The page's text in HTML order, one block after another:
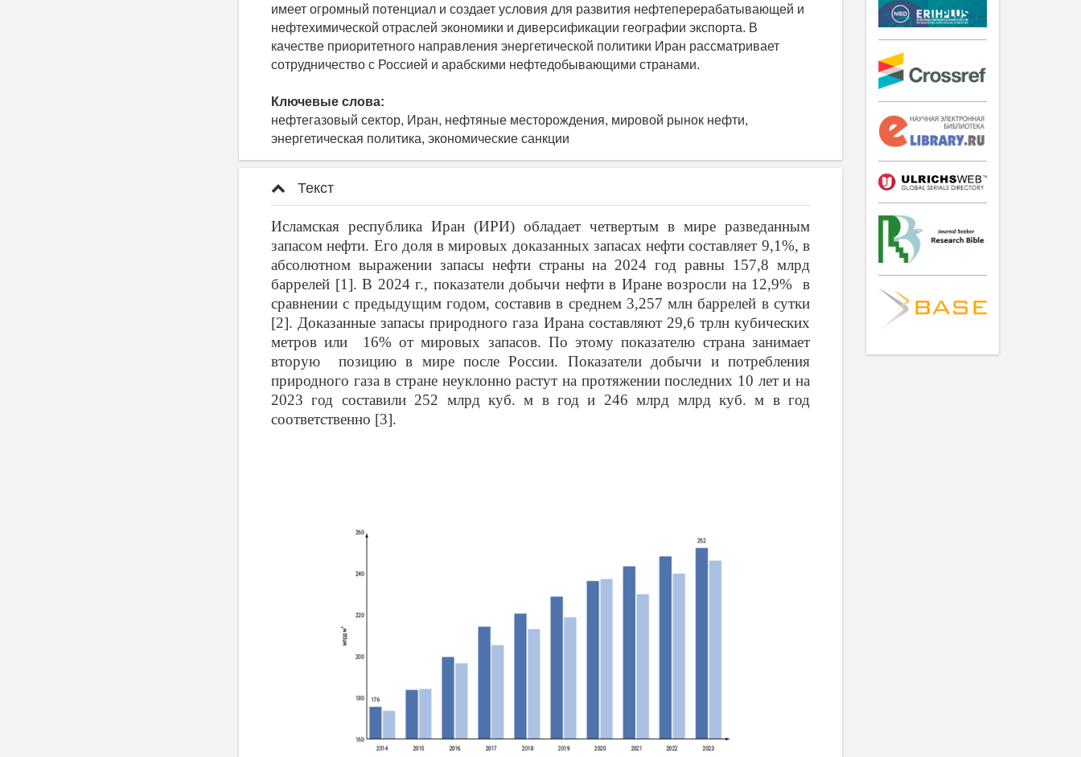
имеет огромный потенциал и создает условия для развития нефтеперерабатывающей и
нефтехимической отраслей экономики и диверсификации географии экспорта. В
качестве приоритетного направления энергетической политики Иран рассматривает
сотрудничество с Россией и арабскими нефтедобывающими странами.
Ключевые слова:
нефтегазовый сектор, Иран, нефтяные месторождения, мировой рынок нефти,
энергетическая политика, экономические санкции
Текст
Исламская республика Иран (ИРИ) обладает четвертым в мире разведанным
запасом нефти. Его доля в мировых доказанных запасах нефти составляет 9,1%, в
абсолютном выражении запасы нефти страны на 2024 год равны 157,8 млрд
баррелей [1]. В 2024 г., показатели добычи нефти в Иране возросли на 12,9% в
сравнении с предыдущим годом, составив в среднем 3,257 млн баррелей в сутки
[2]. Доказанные запасы природного газа Ирана составляют 29,6 трлн кубических
метров или 16% от мировых запасов. По этому показателю страна занимает
вторую позицию в мире после России. Показатели добычи и потребления
природного газа в стране неуклонно растут на протяжении последних 10 лет и на
2023 год составили 252 млрд куб. м в год и 246 млрд млрд куб. м в год
соответственно [3].